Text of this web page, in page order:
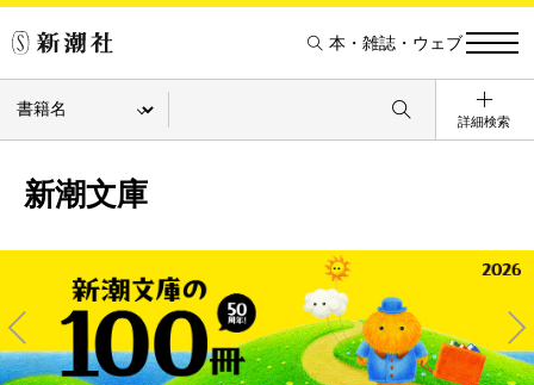
本・雑誌・ウェブ
詳細検索
新潮文庫
Pre
Ne